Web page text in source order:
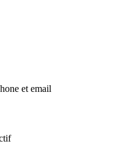
et email